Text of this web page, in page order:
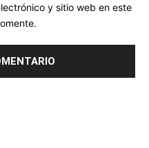
y sitio web en este